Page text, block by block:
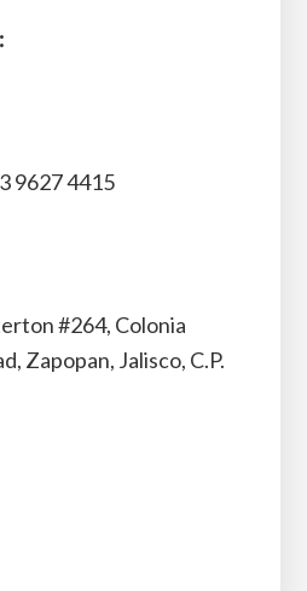
9627 4415
#264, Colonia
Zapopan, Jalisco, C.P.